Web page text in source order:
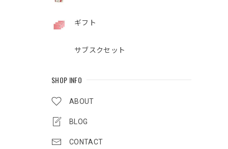
ギフト
サブスクセット
SHOP INFO
ABOUT
BLOG
CONTACT